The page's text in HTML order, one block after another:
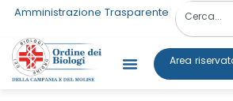
Amministrazione Trasparente
Area